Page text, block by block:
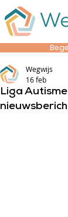
Liga
Wegwijs
16 feb